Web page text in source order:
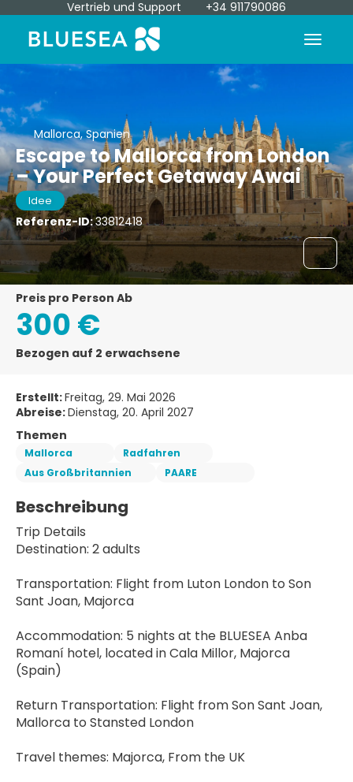
Vertrieb und Support +34 911790086
Mallorca, Spanien
Escape to Mallorca from London
– Your Perfect Getaway Awai
Idee
Referenz-ID:33812418
Preis pro Person Ab
300 €
Bezogen auf 2 erwachsene
Erstellt:Freitag, 29. Mai 2026
Abreise:Dienstag, 20. April 2027
Themen
Mallorca
Radfahren
Aus Großbritannien
PAARE
Beschreibung
Trip Details
Destination: 2 adults
Transportation: Flight from Luton London to Son
Sant Joan, Majorca
Accommodation: 5 nights at the BLUESEA Anba
Romaní hotel, located in Cala Millor, Majorca
(Spain)
Return Transportation: Flight from Son Sant Joan,
Mallorca to Stansted London
Travel themes: Majorca, From the UK